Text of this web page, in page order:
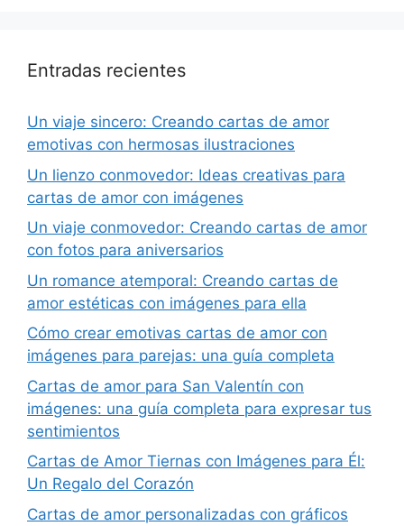
Entradas recientes
Un viaje sincero: Creando cartas de amor
emotivas con hermosas ilustraciones
Un lienzo conmovedor: Ideas creativas para
cartas de amor con imágenes
Un viaje conmovedor: Creando cartas de amor
con fotos para aniversarios
Un romance atemporal: Creando cartas de
amor estéticas con imágenes para ella
Cómo crear emotivas cartas de amor con
imágenes para parejas: una guía completa
Cartas de amor para San Valentín con
imágenes: una guía completa para expresar tus
sentimientos
Cartas de Amor Tiernas con Imágenes para Él:
Un Regalo del Corazón
Cartas de amor personalizadas con gráficos